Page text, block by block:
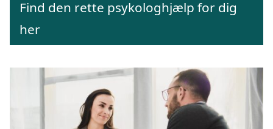
Find den rette psykologhjælp for dig
her